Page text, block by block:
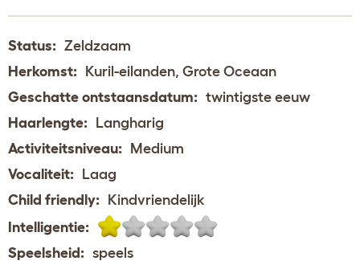
Status: Zeldzaam
Herkomst: Kuril-eilanden, Grote Oceaan
Geschatte ontstaansdatum: twintigste eeuw
Haarlengte: Langharig
Activiteitsniveau: Medium
Vocaliteit: Laag
Child friendly: Kindvriendelijk
Intelligentie:
Speelsheid: speels